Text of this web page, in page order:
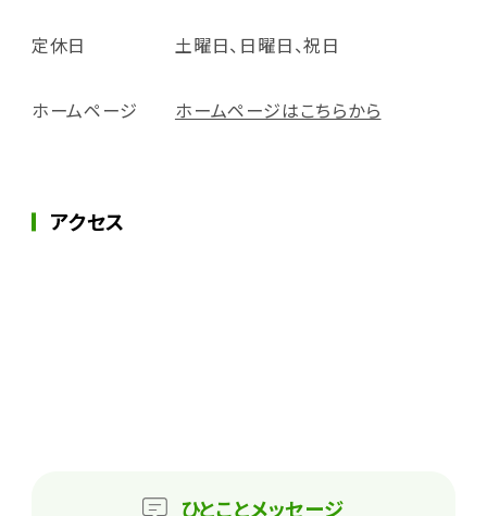
定休日 土曜日、日曜日、祝日
ホームページ ホームページはこちらから
アクセス
ひとことメッセージ